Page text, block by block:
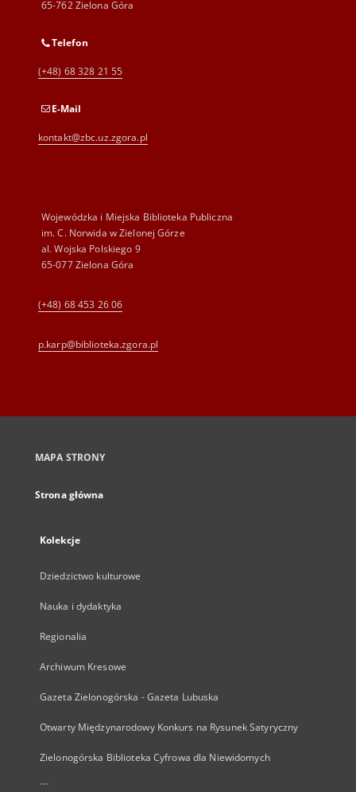
65-762 Zielona Góra
Telefon
(+48) 68 328 21 55
E-Mail
kontakt@zbc.uz.zgora.pl
Wojewódzka i Miejska Biblioteka Publiczna
im. C. Norwida w Zielonej Górze
al. Wojska Polskiego 9
65-077 Zielona Góra
(+48) 68 453 26 06
p.karp@biblioteka.zgora.pl
MAPA STRONY
Strona główna
Kolekcje
Dziedzictwo kulturowe
Nauka i dydaktyka
Regionalia
Archiwum Kresowe
Gazeta Zielonogórska - Gazeta Lubuska
Otwarty Międzynarodowy Konkurs na Rysunek Satyryczny
Zielonogórska Biblioteka Cyfrowa dla Niewidomych
...